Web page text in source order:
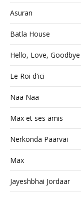
Asuran
Batla House
Hello, Love, Goodbye
Le Roi d'ici
Naa Naa
Max et ses amis
Nerkonda Paarvai
Max
Jayeshbhai Jordaar